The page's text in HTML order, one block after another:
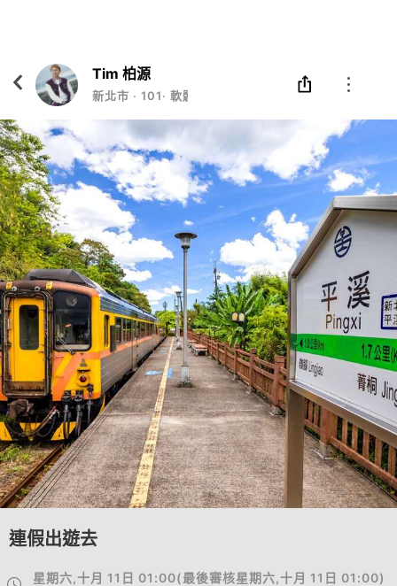
Tim 柏源
新北市 ‧ 101‧ 軟體工程師
連假出遊去
星期六,十月 11日 01:00(最後審核星期六,十月 11日 01:00)